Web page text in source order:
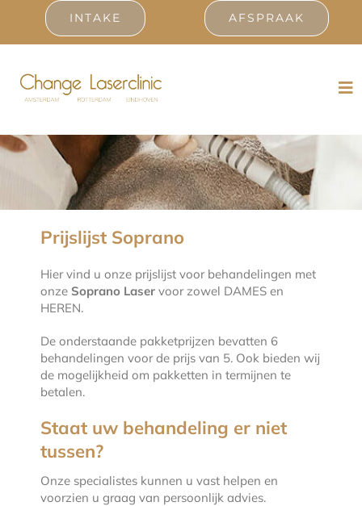
inhoud
INTAKE AFSPRAAK
Laserbehandelingen
Resultaten
Ervaringen
Prijslijst Soprano
Hier vind u onze prijslijst voor behandelingen met
onze Soprano Laser voor zowel DAMES en
HEREN.
De onderstaande pakketprijzen bevatten 6
behandelingen voor de prijs van 5. Ook bieden wij
de mogelijkheid om pakketten in termijnen te
betalen.
Staat uw behandeling er niet
tussen?
Onze specialistes kunnen u vast helpen en
voorzien u graag van persoonlijk advies.